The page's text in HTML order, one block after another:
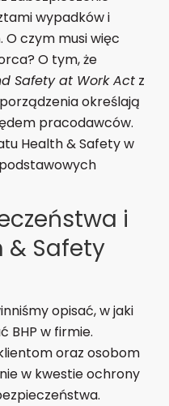
wypadków i
O czym musi więc
O tym, że
Safety at Work Act z
określają
pracodawców.
Health & Safety w
i
& Safety
opisać, w jaki
BHP w firmie.
oraz osobom
w kwestie ochrony